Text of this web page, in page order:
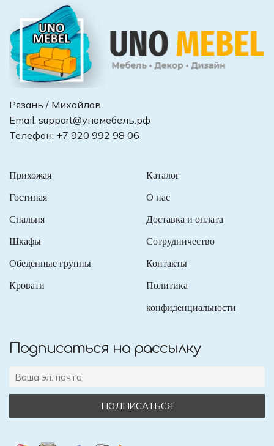
Рязань / Михайлов
Email: support@уномебель.рф
Телефон: +7 920 992 98 06
Прихожая
Гостиная
Спальня
Шкафы
Обеденные группы
Кровати
Каталог
О нас
Доставка и оплата
Сотрудничество
Контакты
Политика
конфиденциальности
Подписаться на рассылку